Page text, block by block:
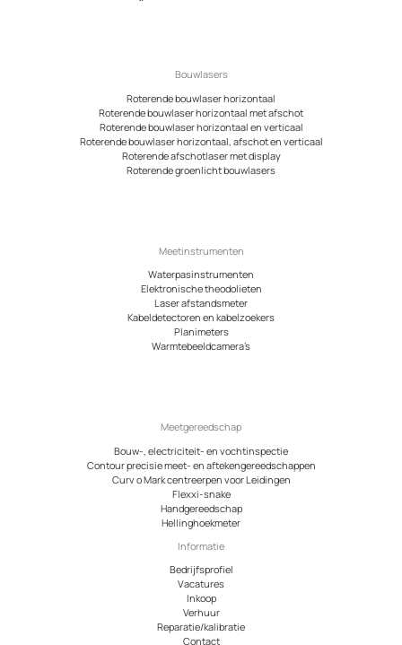
Bouwlasers
Roterende bouwlaser horizontaal
Roterende bouwlaser horizontaal met afschot
Roterende bouwlaser horizontaal en verticaal
Roterende bouwlaser horizontaal, afschot en verticaal
Roterende afschotlaser met display
Roterende groenlicht bouwlasers
Meetinstrumenten
Waterpasinstrumenten
Elektronische theodolieten
Laser afstandsmeter
Kabeldetectoren en kabelzoekers
Planimeters
Warmtebeeldcamera’s
Meetgereedschap
Bouw-, electriciteit- en vochtinspectie
Contour precisie meet- en aftekengereedschappen
Curv o Mark centreerpen voor Leidingen
Flexxi-snake
Handgereedschap
Hellinghoekmeter
Informatie
Bedrijfsprofiel
Vacatures
Inkoop
Verhuur
Reparatie/kalibratie
Contact